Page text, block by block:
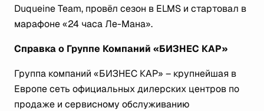
Duqueine Team, провёл сезон в ELMS и стартовал в
марафоне «24 часа Ле-Мана».
Справка о Группе Компаний «БИЗНЕС КАР»
Группа компаний «БИЗНЕС КАР» – крупнейшая в
Европе сеть официальных дилерских центров по
продаже и сервисному обслуживанию